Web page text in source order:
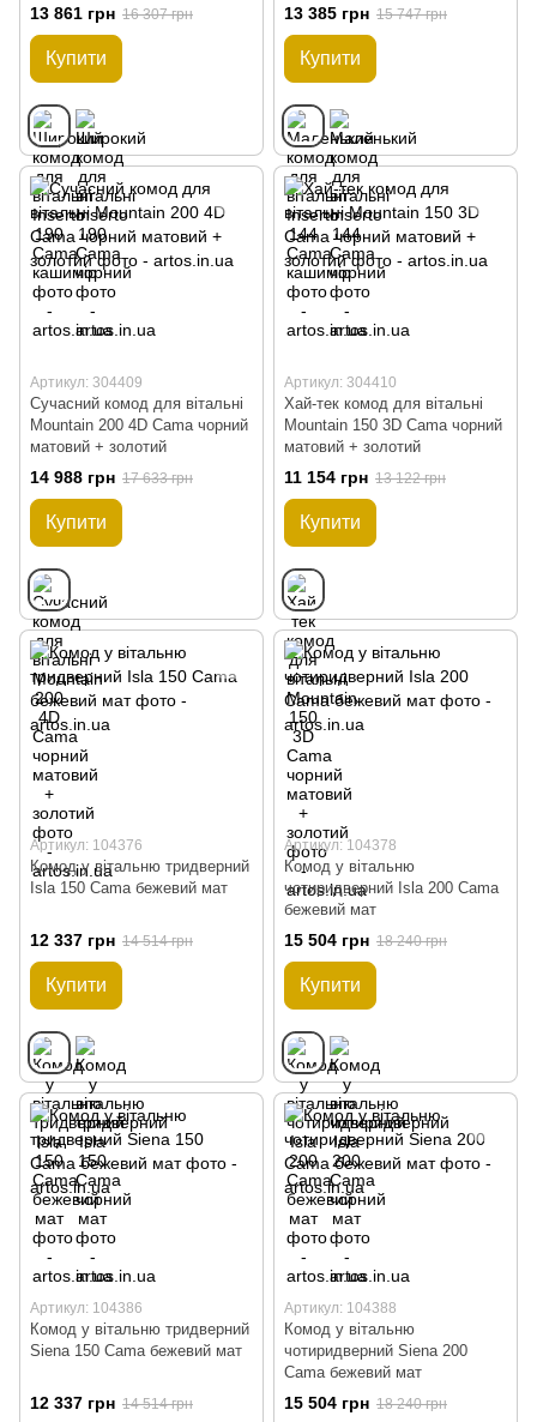
13 861 грн 16 307 грн
Купити
13 385 грн 15 747 грн
Купити
Артикул: 304409
Сучасний комод для вітальні
Mountain 200 4D Cama чорний
матовий + золотий
14 988 грн 17 633 грн
Купити
Артикул: 304410
Хай-тек комод для вітальні
Mountain 150 3D Cama чорний
матовий + золотий
11 154 грн 13 122 грн
Купити
Артикул: 104376
Комод у вітальню тридверний
Isla 150 Cama бежевий мат
12 337 грн 14 514 грн
Купити
Артикул: 104378
Комод у вітальню
чотиридверний Isla 200 Cama
бежевий мат
15 504 грн 18 240 грн
Купити
Артикул: 104386
Комод у вітальню тридверний
Siena 150 Cama бежевий мат
12 337 грн 14 514 грн
Артикул: 104388
Комод у вітальню
чотиридверний Siena 200
Cama бежевий мат
15 504 грн 18 240 грн